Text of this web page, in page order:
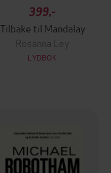
399,-
Tilbake til Mandalay
Rosanna Ley
LYDBOK